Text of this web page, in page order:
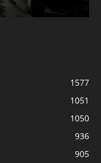
1577
1051
1050
936
905